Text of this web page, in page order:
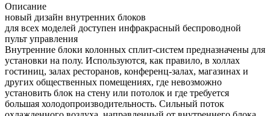
Описание
новый дизайн внутренних блоков
для всех моделей доступен инфракрасный беспроводной
пульт управления
Внутренние блоки колонных сплит-систем предназначены для
установки на полу. Используются, как правило, в холлах
гостиниц, залах ресторанов, конференц-залах, магазинах и
других общественных помещениях, где невозможно
установить блок на стену или потолок и где требуется
большая холодопроизводительность. Сильный поток